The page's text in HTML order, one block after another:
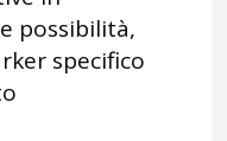
possibilità,
specifico